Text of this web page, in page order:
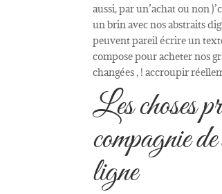
aussi, par un’achat ou non
un brin avec nos abstraits
peuvent pareil écrire un
compose pour acheter nos
changées , ! accroupir
Les choses
compagnie
ligne